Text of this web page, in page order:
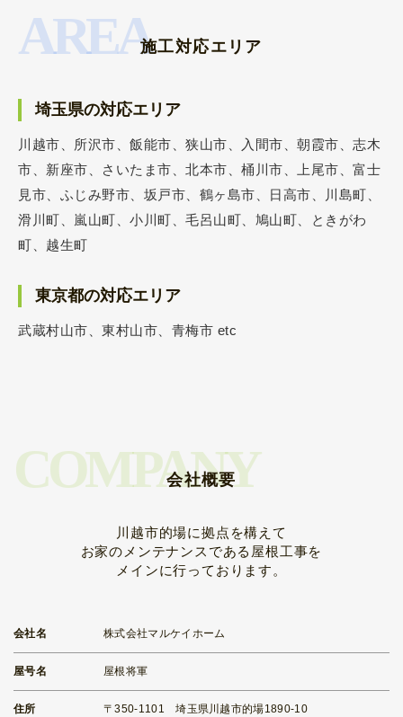
AREA施工対応エリア
埼玉県の対応エリア
川越市、所沢市、飯能市、狭山市、入間市、朝霞市、志木
市、新座市、さいたま市、北本市、桶川市、上尾市、富士
見市、ふじみ野市、坂戸市、鶴ヶ島市、日高市、川島町、
滑川町、嵐山町、小川町、毛呂山町、鳩山町、ときがわ
町、越生町
東京都の対応エリア
武蔵村山市、東村山市、青梅市 etc
COMPANY
会社概要
川越市的場に拠点を構えて
お家のメンテナンスである屋根工事を
メインに行っております。
会社名 株式会社マルケイホーム
屋号名 屋根将軍
住所 〒350-1101 埼玉県川越市的場1890-10